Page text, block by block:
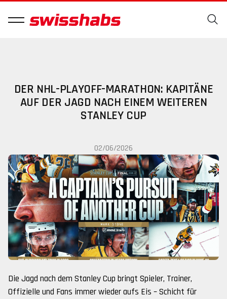
DER NHL-PLAYOFF-MARATHON: KAPITÄNE
AUF DER JAGD NACH EINEM WEITEREN
STANLEY CUP
02/06/2026
Die Jagd nach dem Stanley Cup bringt Spieler, Trainer,
Offizielle und Fans immer wieder aufs Eis – Schicht für